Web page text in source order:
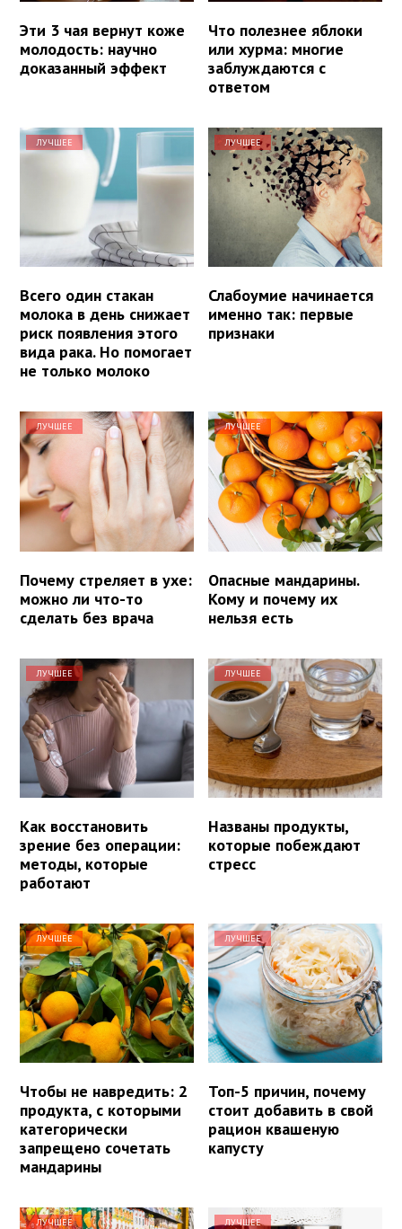
Эти 3 чая вернут коже
молодость: научно
доказанный эффект
Что полезнее яблоки
или хурма: многие
заблуждаются с
ответом
ЛУЧШЕЕ
Всего один стакан
молока в день снижает
риск появления этого
вида рака. Но помогает
не только молоко
ЛУЧШЕЕ
Слабоумие начинается
именно так: первые
признаки
ЛУЧШЕЕ
Почему стреляет в ухе:
можно ли что-то
сделать без врача
ЛУЧШЕЕ
Опасные мандарины.
Кому и почему их
нельзя есть
ЛУЧШЕЕ
Как восстановить
зрение без операции:
методы, которые
работают
ЛУЧШЕЕ
Названы продукты,
которые побеждают
стресс
ЛУЧШЕЕ
Чтобы не навредить: 2
продукта, с которыми
категорически
запрещено сочетать
мандарины
ЛУЧШЕЕ
Топ-5 причин, почему
стоит добавить в свой
рацион квашеную
капусту
ЛУЧШЕЕ ЛУЧШЕЕ